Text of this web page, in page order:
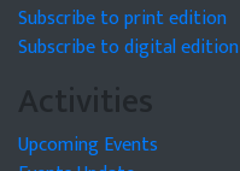
Subscribe to print edition
Subscribe to digital edition
Activities
Upcoming Events